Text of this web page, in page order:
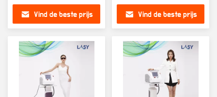
10-130J/cm Verstelbaar
Vind de beste prijs
laser
Vind de beste prijs